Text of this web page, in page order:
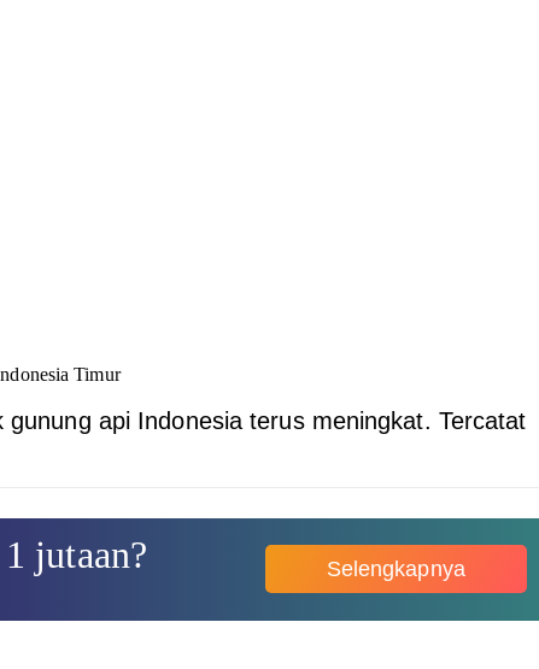
Timur
gunung api Indonesia terus meningkat. Tercatat
jutaan? Selengkapnya